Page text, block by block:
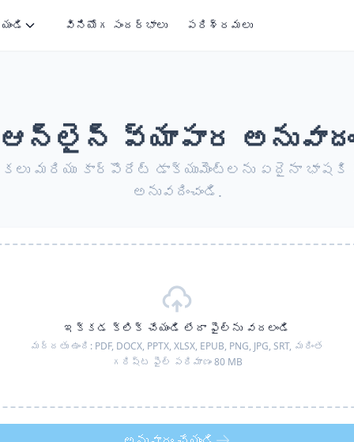
వినియోగ సందర్భాలు పరిశ్రమలు
ఆన్‌లైన్ వ్యాపార అనువాదం
మరియు కార్పొరేట్ డాక్యుమెంట్లను ఏదైనా భాషకి
అనువదించండి.
ఇక్కడ క్లిక్ చేయండి లేదా ఫైల్‌ను వదలండి
మద్దతు ఉంది: PDF, DOCX, PPTX, XLSX, EPUB, PNG, JPG, SRT, మరింత
గరిష్ట ఫైల్ పరిమాణం 80 MB